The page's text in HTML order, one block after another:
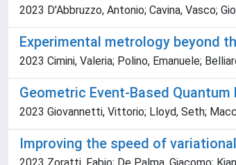
2023 D'Abbruzzo, Antonio; Cavina, Vasco;
Experimental metrology beyond
2023 Cimini, Valeria; Polino, Emanuele;
Geometric Event-Based Quantum
2023 Giovannetti, Vittorio; Lloyd, Seth;
Improving the speed of